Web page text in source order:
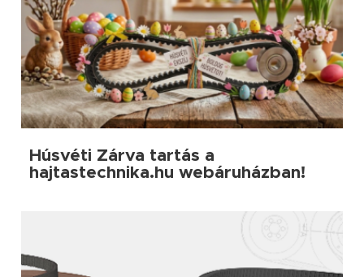
Húsvéti Zárva tartás a
hajtastechnika.hu webáruházban!